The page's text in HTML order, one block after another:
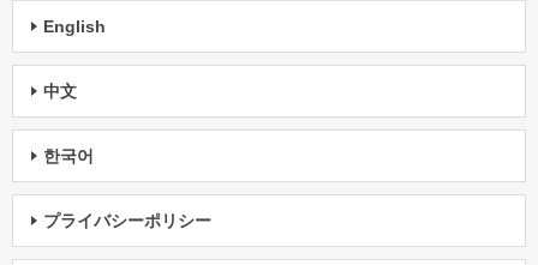
English
中文
한국어
プライバシーポリシー